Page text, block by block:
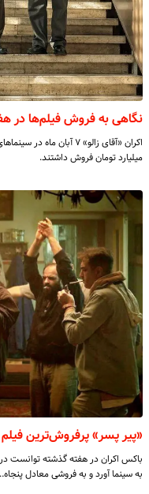
نگاهی به فروش فیلم‌ها در
میلیارد تومان فروش داشتند.
«پیر پسر» پرفروش‌ترین
به سینما آورد و به فروشی معادل